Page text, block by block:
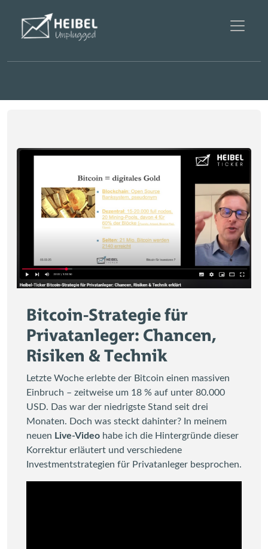
Bitcoin-Strategie für
Privatanleger: Chancen,
Risiken & Technik
Letzte Woche erlebte der Bitcoin einen massiven
Einbruch – zeitweise um 18 % auf unter 80.000
USD. Das war der niedrigste Stand seit drei
Monaten. Doch was steckt dahinter? In meinem
neuen Live-Video habe ich die Hintergründe dieser
Korrektur erläutert und verschiedene
Investmentstrategien für Privatanleger besprochen.